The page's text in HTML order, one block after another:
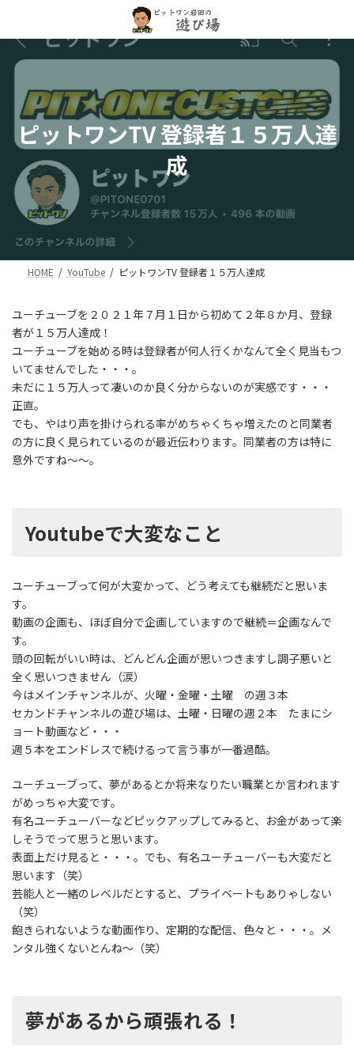
テ
ゲ
ピットワンTV 登録者１５万人達
成
HOME YouTube ピットワンTV 登録者１５万人達成
ユーチューブを２０２１年７月１日から初めて２年８か月、登録
者が１５万人達成！
ユーチューブを始める時は登録者が何人行くかなんて全く見当もつ
いてませんでした・・・。
未だに１５万人って凄いのか良く分からないのが実感です・・・
正直。
でも、やはり声を掛けられる率がめちゃくちゃ増えたのと同業者
の方に良く見られているのが最近伝わります。同業者の方は特に
意外ですね～～。
Youtubeで大変なこと
ユーチューブって何が大変かって、どう考えても継続だと思いま
す。
動画の企画も、ほぼ自分で企画していますので継続＝企画なんで
す。
頭の回転がいい時は、どんどん企画が思いつきますし調子悪いと
全く思いつきません（涙）
今はメインチャンネルが、火曜・金曜・土曜 の週３本
セカンドチャンネルの遊び場は、土曜・日曜の週２本 たまにシ
ョート動画など・・・
週５本をエンドレスで続けるって言う事が一番過酷。
ユーチューブって、夢があるとか将来なりたい職業とか言われます
がめっちゃ大変です。
有名ユーチューバーなどピックアップしてみると、お金があって楽
しそうでって思うと思います。
表面上だけ見ると・・・。でも、有名ユーチューバーも大変だと
思います（笑）
芸能人と一緒のレベルだとすると、プライベートもありゃしない
（笑）
飽きられないような動画作り、定期的な配信、色々と・・・。メ
ンタル強くないとんね～（笑）
夢があるから頑張れる！